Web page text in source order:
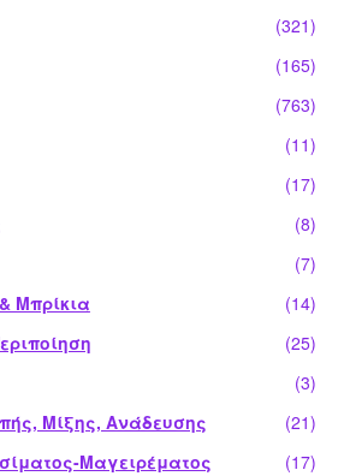
(321)
(165)
(763)
(11)
(17)
(8)
(7)
Μπρίκια
(14)
(25)
(3)
Μίξης, Ανάδευσης
(21)
Μαγειρέματος
(17)